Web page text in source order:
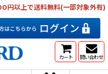
円以上で送料無料(一部対象外有)
カート 問い合わせ